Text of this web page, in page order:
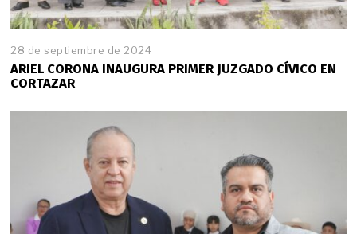
28 de septiembre de 2024
ARIEL CORONA INAUGURA PRIMER JUZGADO CÍVICO EN
CORTAZAR